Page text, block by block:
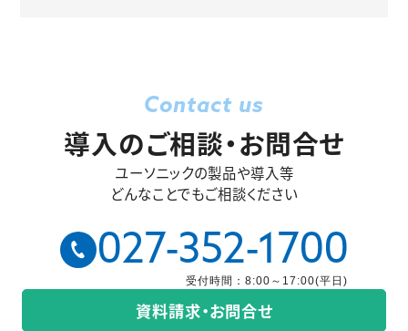
Contact us
導入のご相談・お問合せ
ユーソニックの製品や導入等
どんなことでもご相談ください
027-352-1700
受付時間：8:00～17:00(平日)
資料請求・お問合せ